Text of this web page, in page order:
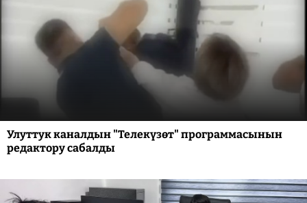
Улуттук каналдын "Телекүзөт" программасынын
редактору сабалды